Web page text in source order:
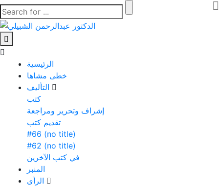
الرئيسية
خطى مشاها
كتب
إشراف وتحرير ومراجعة
تقديم كتب
#66 (no title)
#62 (no title)
في كتب الآخرين
المنبر